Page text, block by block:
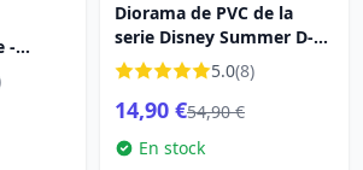
-
Diorama de PVC de la
serie Disney Summer D-
Stage Stitch Surf de 15 cm
5.0(8)
14,90 €54,90 €
En stock